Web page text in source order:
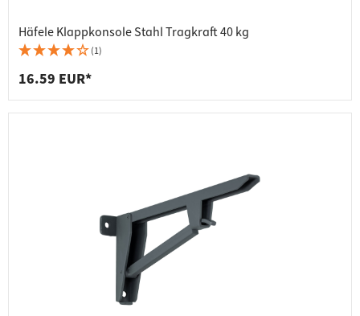
Häfele Klappkonsole Stahl Tragkraft 40 kg
(1)
16.59 EUR*